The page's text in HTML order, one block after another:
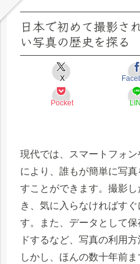
日本で初めて撮影さ
い写真の歴史を探る
X
Pocket
現代では、スマートフォ
により、誰もが簡単に写
すことができます。撮影
き、気に入らなければす
す。また、データとして
ドするなど、写真の利用
しかし、ほんの数十年前